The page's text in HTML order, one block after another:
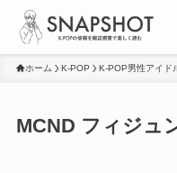
ホーム K-POP K-POP男性アイド
MCND フィジュ